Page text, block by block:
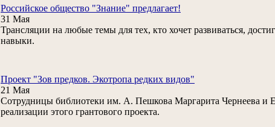
Российское общество "Знание" предлагает!
31 Мая
Трансляции на любые темы для тех, кто хочет развиваться,
навыки.
Проект "Зов предков. Экотропа редких видов"
21 Мая
Сотрудницы библиотеки им. А. Пешкова Маргарита Чернеева и
реализации этого грантового проекта.